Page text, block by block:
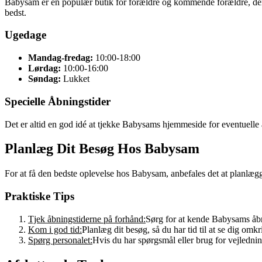
bedst.
Ugedage
Mandag-fredag: 10:00-18:00
Lørdag: 10:00-16:00
Søndag: Lukket
Specielle Åbningstider
Det er altid en god idé at tjekke Babysams hjemmeside for
Planlæg Dit Besøg Hos Babysam
For at få den bedste oplevelse hos Babysam, anbefales det at
Praktiske Tips
Tjek åbningstiderne på forhånd:Sørg for at kende Babysams
Kom i god tid:Planlæg dit besøg, så du har tid til at se dig
Spørg personalet:Hvis du har spørgsmål eller brug for